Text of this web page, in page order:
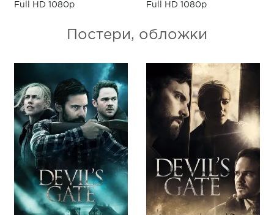
Full HD 1080p Full HD 1080p
Постери, обложки